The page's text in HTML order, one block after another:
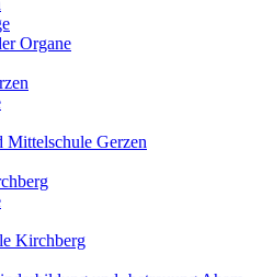
Organe
Mittelschule Gerzen
Kirchberg